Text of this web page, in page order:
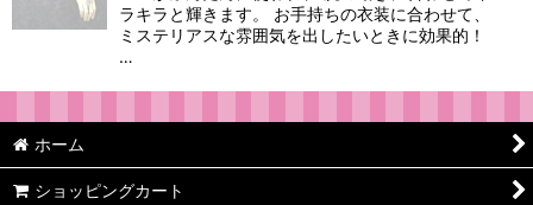
ラキラと輝きます。 お手持ちの衣装に合わせて、
ミステリアスな雰囲気を出したいときに効果的！
…
ホーム
ショッピングカート